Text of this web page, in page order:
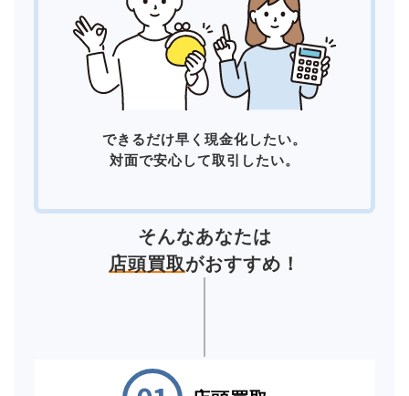
できるだけ早く現金化したい。
対面で安心して取引したい。
そんなあなたは
店頭買取がおすすめ！